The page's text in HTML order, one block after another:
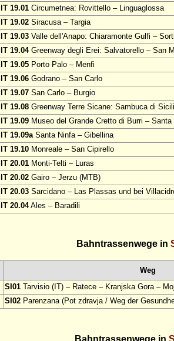
IT 19.01 Circumetnea: Rovittello – Linguaglossa
IT 19.02 Siracusa – Targia
IT 19.03 Valle dell'Anapo: Chiaramonte Gulfi –
IT 19.04Greenway degli Erei: Salvatorello – San
IT 19.05 Porto Palo – Menfi
IT 19.06 Godrano – San Carlo
IT 19.07 San Carlo – Burgio
IT 19.08 Greenway Terre Sicane: Sambuca di
IT 19.09 Museo del Grande Cretto di Burri –
IT 19.09aSanta Ninfa – Gibellina
IT 19.10 Monreale – San Cipirello
IT 20.01 Monti-Telti – Luras
IT 20.02 Gairo – Jerzu (MTB)
IT 20.03 Sarcidano – Las Plassas und bei
IT 20.04Ales – Baradili
Bahntrassenwege in
Weg
SI01 Tarvisio (IT) – Ratece – Kranjska Gora –
SI02 Parenzana (Pot zdravja / Weg der